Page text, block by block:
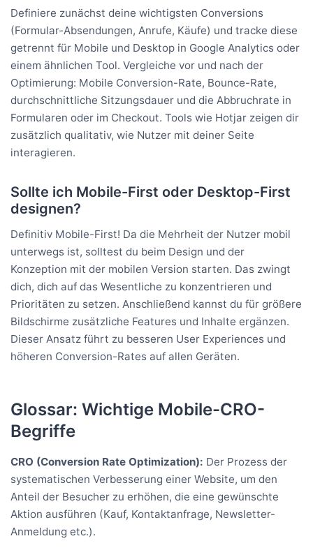
Definiere zunächst deine wichtigsten Conversions
(Formular-Absendungen, Anrufe, Käufe) und tracke diese
getrennt für Mobile und Desktop in Google Analytics oder
einem ähnlichen Tool. Vergleiche vor und nach der
Optimierung: Mobile Conversion-Rate, Bounce-Rate,
durchschnittliche Sitzungsdauer und die Abbruchrate in
Formularen oder im Checkout. Tools wie Hotjar zeigen dir
zusätzlich qualitativ, wie Nutzer mit deiner Seite
interagieren.
Sollte ich Mobile-First oder Desktop-First
designen?
Definitiv Mobile-First! Da die Mehrheit der Nutzer mobil
unterwegs ist, solltest du beim Design und der
Konzeption mit der mobilen Version starten. Das zwingt
dich, dich auf das Wesentliche zu konzentrieren und
Prioritäten zu setzen. Anschließend kannst du für größere
Bildschirme zusätzliche Features und Inhalte ergänzen.
Dieser Ansatz führt zu besseren User Experiences und
höheren Conversion-Rates auf allen Geräten.
Glossar: Wichtige Mobile-CRO-
Begriffe
CRO (Conversion Rate Optimization): Der Prozess der
systematischen Verbesserung einer Website, um den
Anteil der Besucher zu erhöhen, die eine gewünschte
Aktion ausführen (Kauf, Kontaktanfrage, Newsletter-
Anmeldung etc.).